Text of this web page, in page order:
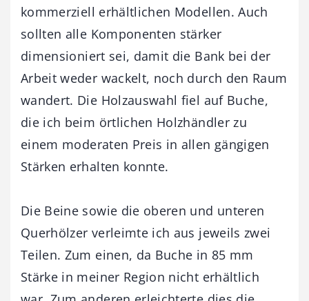
kommerziell erhältlichen Modellen. Auch
sollten alle Komponenten stärker
dimensioniert sei, damit die Bank bei der
Arbeit weder wackelt, noch durch den Raum
wandert. Die Holzauswahl fiel auf Buche,
die ich beim örtlichen Holzhändler zu
einem moderaten Preis in allen gängigen
Stärken erhalten konnte.
Die Beine sowie die oberen und unteren
Querhölzer verleimte ich aus jeweils zwei
Teilen. Zum einen, da Buche in 85 mm
Stärke in meiner Region nicht erhältlich